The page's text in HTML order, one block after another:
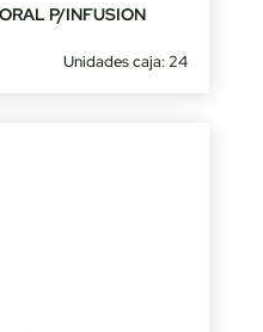
P/INFUSION
Unidades caja: 24